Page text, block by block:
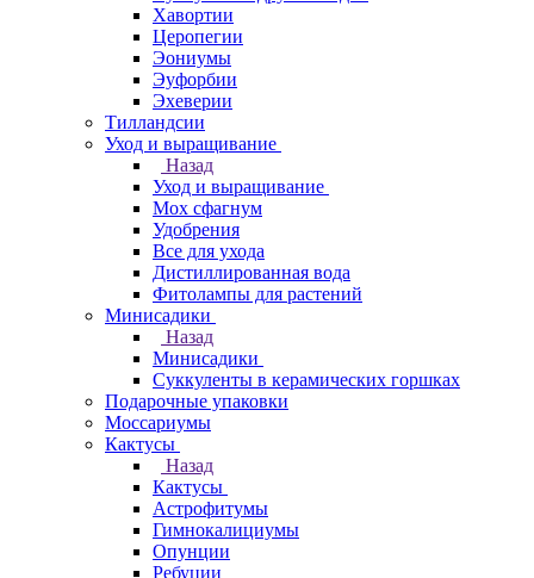
Хавортии
Церопегии
Эониумы
Эуфорбии
Эхеверии
Тилландсии
Уход и выращивание
Назад
Уход и выращивание
Мох сфагнум
Удобрения
Все для ухода
Дистиллированная вода
Фитолампы для растений
Минисадики
Назад
Минисадики
Суккуленты в керамических горшках
Подарочные упаковки
Моссариумы
Кактусы
Назад
Кактусы
Астрофитумы
Гимнокалициумы
Опунции
Ребуции